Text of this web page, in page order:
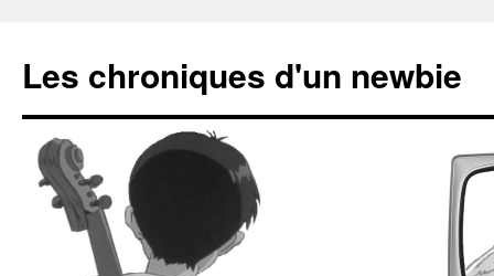
Les chroniques d'un newbie